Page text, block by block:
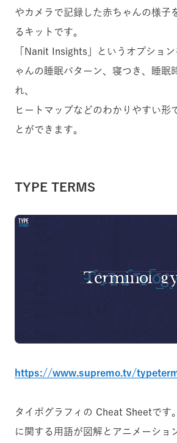
やカメラで記録した赤ちゃんの様子
るキットです。
「Nanit Insights」というオプショ
ゃんの睡眠パターン、寝つき、睡眠
れ、
ヒートマップなどのわかりやすい形
とができます。
TYPE TERMS
https://www.supremo.tv/
タイポグラフィの Cheat Sheetです
に関する用語が図解とアニメーショ